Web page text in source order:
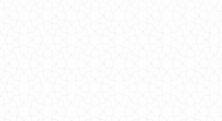
Подовжений жіночий пуховик за коліно
1050.00грн.